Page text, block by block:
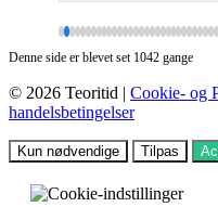
Denne side er blevet set 1042 gange
© 2026 Teoritid | Cookie- og
handelsbetingelser
Kun nødvendige Tilpas